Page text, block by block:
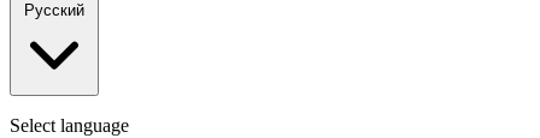
Русский
Select language